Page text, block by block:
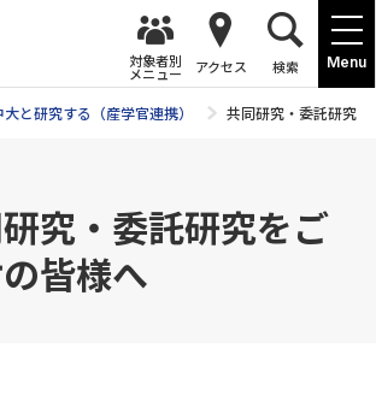
Menu
対象者別
メニュー アクセス 検索
大と研究する（産学官連携） 共同研究・委託研究
究・委託研究をご
皆様へ